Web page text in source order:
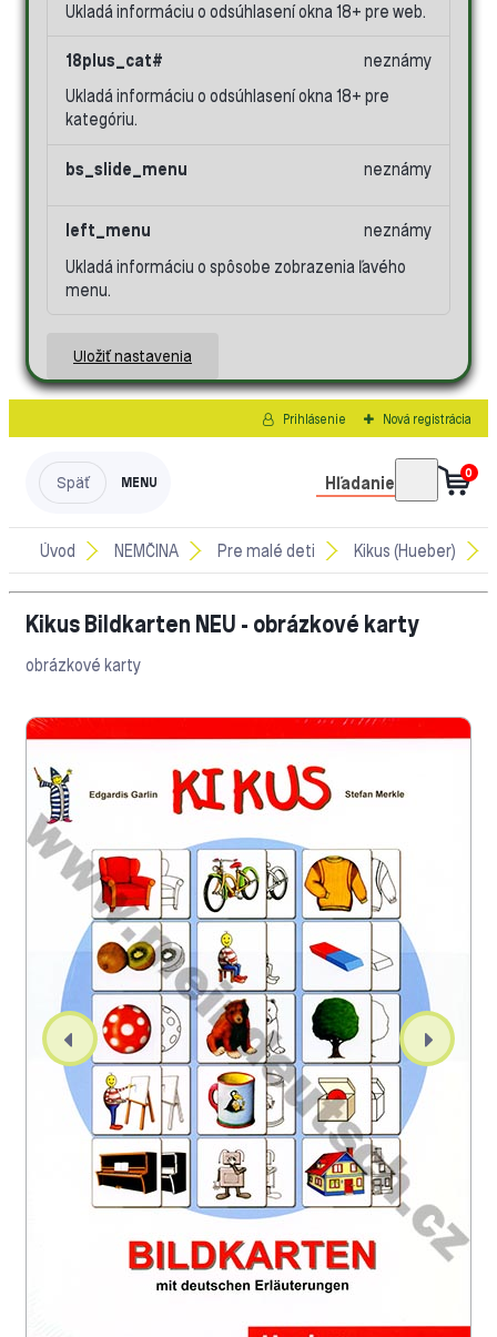
Ukladá informáciu o odsúhlasení okna 18+ pre web.
18plus_cat#
Ukladá informáciu o odsúhlasení okna 18+ pre
kategóriu.
neznámy
bs_slide_menu neznámy
left_menu
Ukladá informáciu o spôsobe zobrazenia ľavého
menu.
neznámy
Uložiť nastavenia
Prihlásenie Nová registrácia
Hľadanie
0
Úvod NEMČINA Pre malé deti Kikus (Hueber)
Kikus Bildkarten NEU - obrázkové karty
obrázkové karty